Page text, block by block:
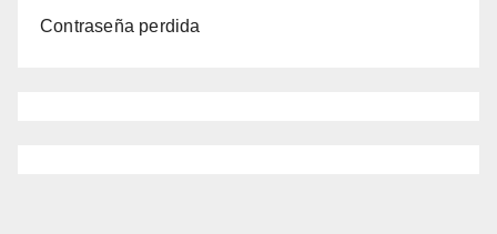
Contraseña perdida